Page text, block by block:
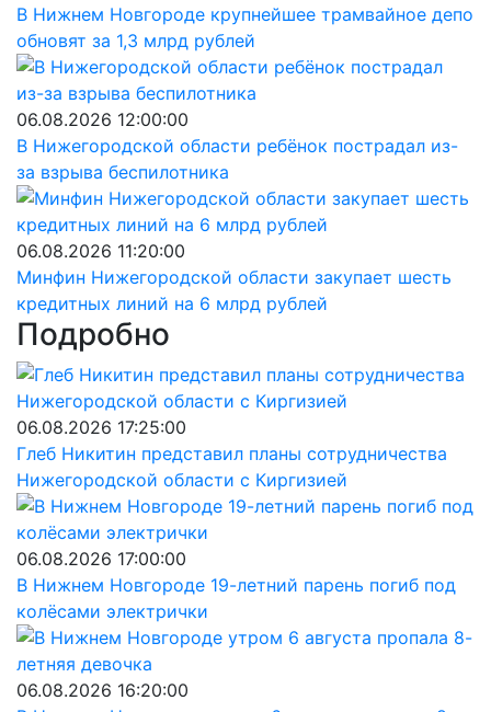
В Нижнем Новгороде крупнейшее трамвайное депо
обновят за 1,3 млрд рублей
06.08.2026 12:00:00
В Нижегородской области ребёнок пострадал из-
за взрыва беспилотника
06.08.2026 11:20:00
Минфин Нижегородской области закупает шесть
кредитных линий на 6 млрд рублей
Подробно
06.08.2026 17:25:00
Глеб Никитин представил планы сотрудничества
Нижегородской области с Киргизией
06.08.2026 17:00:00
В Нижнем Новгороде 19-летний парень погиб под
колёсами электрички
06.08.2026 16:20:00